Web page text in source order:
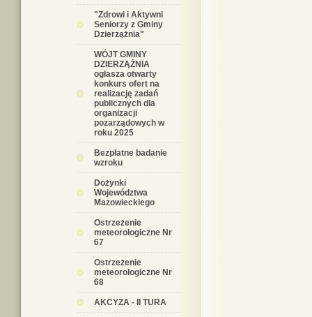
"Zdrowi i Aktywni
Seniorzy z Gminy
Dzierzążnia"
WÓJT GMINY
DZIERZĄŻNIA
ogłasza otwarty
konkurs ofert na
realizację zadań
publicznych dla
organizacji
pozarządowych w
roku 2025
Bezpłatne badanie
wzroku
Dożynki
Województwa
Mazowieckiego
Ostrzeżenie
meteorologiczne Nr
67
Ostrzeżenie
meteorologiczne Nr
68
AKCYZA - II TURA